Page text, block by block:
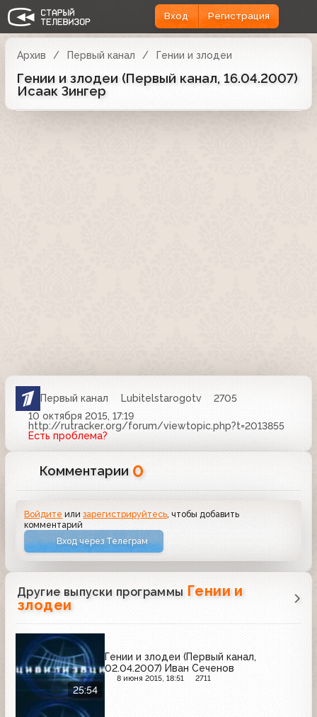
Вход Регистрация
Архив Первый канал Гении и злодеи
Гении и злодеи (Первый канал, 16.04.2007)
Исаак Зингер
Первый канал Lubitelstarogotv
2705
10 октября 2015, 17:19
http://rutracker.org/forum/viewtopic.php?t=2013855
Есть проблема?
Комментарии 0
Войдите илизарегистрируйтесь , чтобы добавить
комментарий
Вход через Телеграм
Другие выпуски программы Гении и
злодеи
25:54
Гении и злодеи (Первый канал,
02.04.2007) Иван Сеченов
8 июня 2015, 18:51 2711